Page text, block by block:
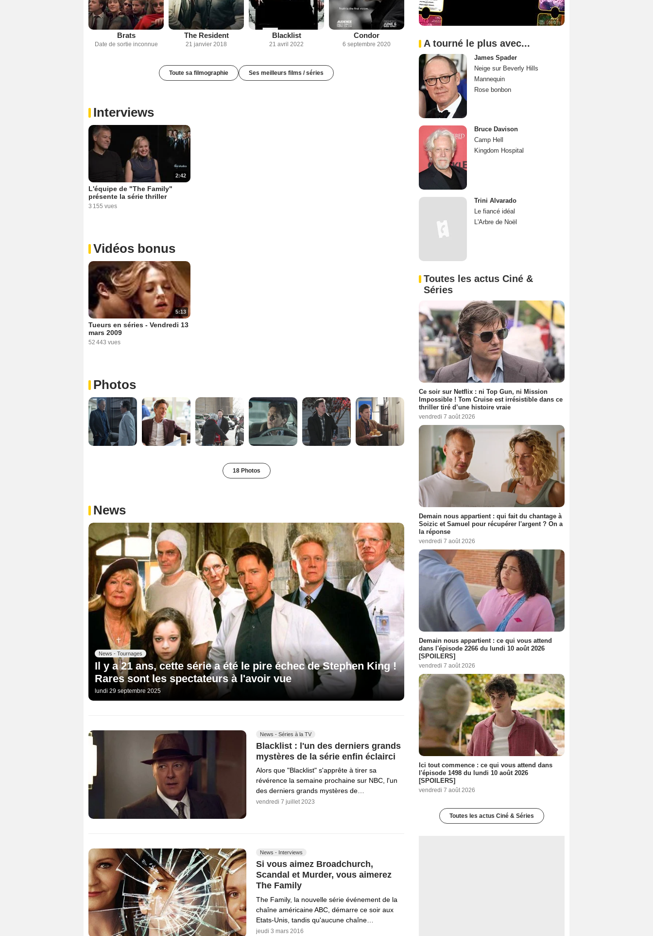
Brats
Date de sortie inconnue
The Resident
21 janvier 2018
Blacklist
21 avril 2022
Condor
6 septembre 2020
Toute sa filmographie Ses meilleurs films / séries
Interviews
2:42
L'équipe de "The Family"
présente la série thriller
3 155 vues
Vidéos bonus
5:13
Tueurs en séries - Vendredi 13
mars 2009
52 443 vues
Photos
18 Photos
News
News - Tournages
Il y a 21 ans, cette série a été le pire échec de Stephen King !
Rares sont les spectateurs à l'avoir vue
lundi 29 septembre 2025
News - Séries à la TV
Blacklist : l'un des derniers grands
mystères de la série enfin éclairci
Alors que "Blacklist" s'apprête à tirer sa
révérence la semaine prochaine sur NBC, l'un
des derniers grands mystères de…
vendredi 7 juillet 2023
News - Interviews
Si vous aimez Broadchurch,
Scandal et Murder, vous aimerez
The Family
The Family, la nouvelle série événement de la
chaîne américaine ABC, démarre ce soir aux
Etats-Unis, tandis qu'aucune chaîne…
jeudi 3 mars 2016
A tourné le plus avec...
James Spader
Neige sur Beverly Hills
Mannequin
Rose bonbon
Bruce Davison
Camp Hell
Kingdom Hospital
Trini Alvarado
Le fiancé idéal
L'Arbre de Noël
Toutes les actus Ciné &
Séries
Ce soir sur Netflix : ni Top Gun, ni Mission
Impossible ! Tom Cruise est irrésistible dans ce
thriller tiré d’une histoire vraie
vendredi 7 août 2026
Demain nous appartient : qui fait du chantage à
Soizic et Samuel pour récupérer l'argent ? On a
la réponse
vendredi 7 août 2026
Demain nous appartient : ce qui vous attend
dans l'épisode 2266 du lundi 10 août 2026
[SPOILERS]
vendredi 7 août 2026
Ici tout commence : ce qui vous attend dans
l'épisode 1498 du lundi 10 août 2026
[SPOILERS]
vendredi 7 août 2026
Toutes les actus Ciné & Séries